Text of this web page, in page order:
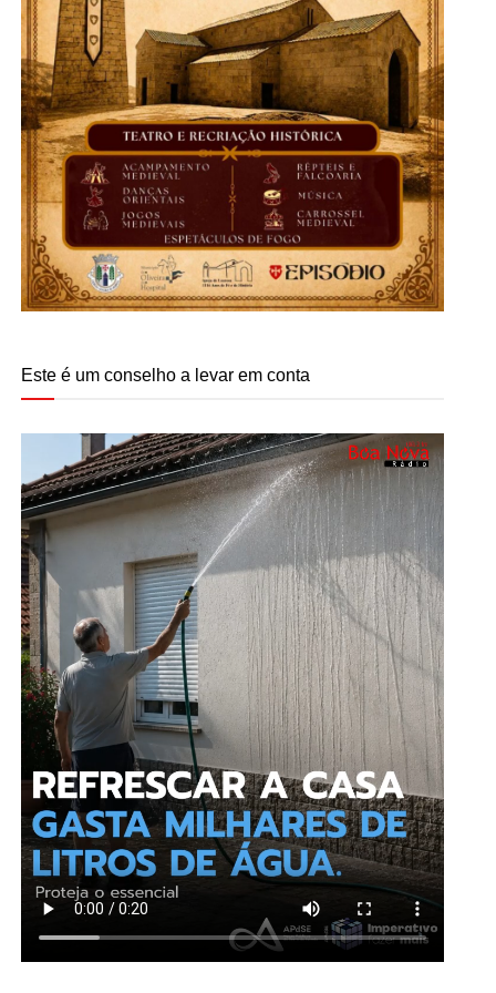
Este é um conselho a levar em conta